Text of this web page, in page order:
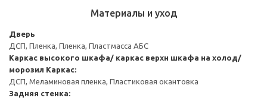
Материалы и уход
Дверь
ДСП, Пленка, Пленка, Пластмасса АБС
Каркас высокого шкафа/ каркас верхн шкафа на холод/
морозил Каркас:
ДСП, Меламиновая пленка, Пластиковая окантовка
Задняя стенка: